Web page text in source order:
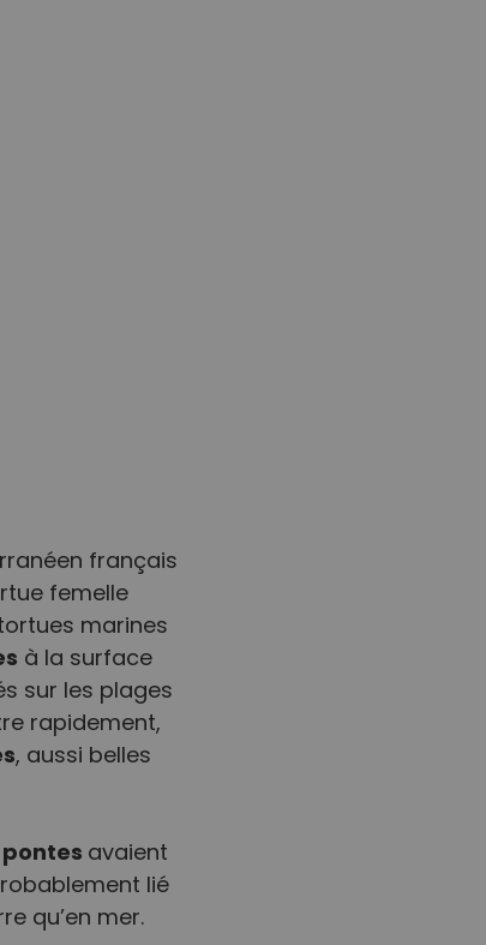
français
femelle
marines
à la surface
sur les plages
rapidement,
, aussi belles
pontes avaient
lié
qu’en mer.